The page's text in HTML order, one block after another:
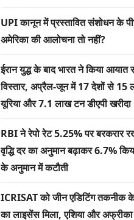
UPI कानून में प्रस्तावित संशोधन के
अमेरिका की आलोचना तो नहीं?
ईरान युद्ध के बाद भारत ने किया आयात
विस्तार, अप्रैल-जून में 17 देशों से 15
यूरिया और 7.1 लाख टन डीएपी खरीदा
RBI ने रेपो रेट 5.25% पर बरकरार
वृद्धि दर का अनुमान बढ़ाकर 6.7%
के अनुमान में कटौती
ICRISAT को जीन एडिटिंग तकनीक
का लाइसेंस मिला, एशिया और